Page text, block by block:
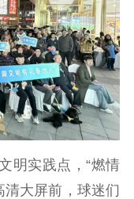
研究阐释
成果集萃
料下载
实践点，“燃情
清大屏前，球迷们